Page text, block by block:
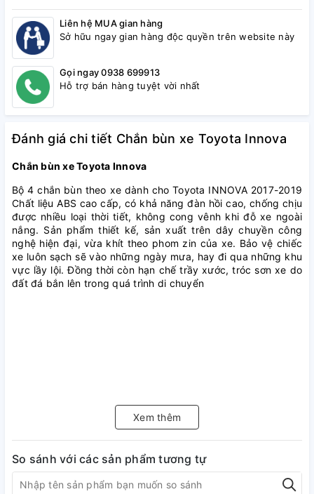
Liên hệ MUA gian hàng
Sở hữu ngay gian hàng độc quyền trên website này
Gọi ngay 0938 699913
Hỗ trợ bán hàng tuyệt vời nhất
Đánh giá chi tiết Chắn bùn xe Toyota Innova
Chắn bùn xe Toyota Innova
Bộ 4 chắn bùn theo xe dành cho Toyota INNOVA 2017-2019
Chất liệu ABS cao cấp, có khả năng đàn hồi cao, chống chịu
được nhiều loại thời tiết, không cong vênh khi đỗ xe ngoài
nắng. Sản phẩm thiết kế, sản xuất trên dây chuyền công
nghệ hiện đại, vừa khít theo phom zin của xe. Bảo vệ chiếc
xe luôn sạch sẽ vào những ngày mưa, hay đi qua những khu
vực lầy lội. Đồng thời còn hạn chế trầy xước, tróc sơn xe do
đất đá bắn lên trong quá trình di chuyển
Xem thêm
So sánh với các sản phẩm tương tự